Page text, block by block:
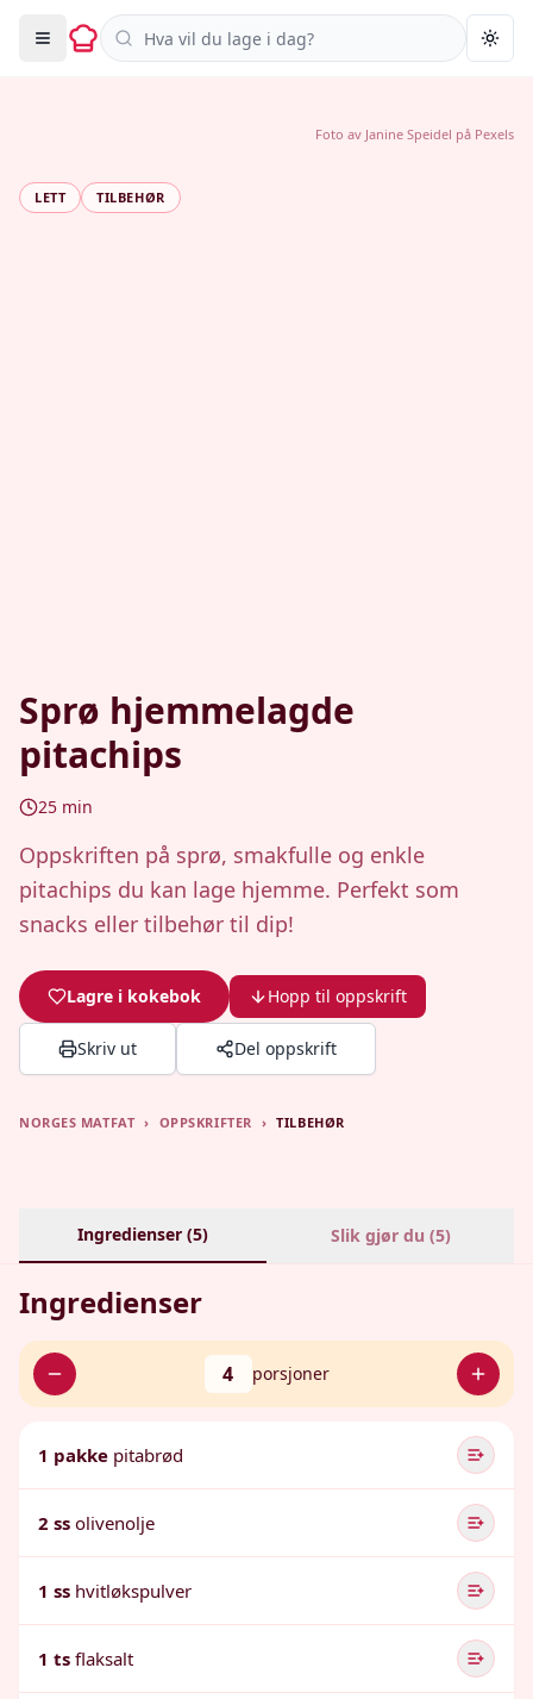
Søk i oppskrifter
LETT TILBEHØR
Sprø hjemmelagde
pitachips
25 min
Oppskriften på sprø, smakfulle og enkle
pitachips du kan lage hjemme. Perfekt som
snacks eller tilbehør til dip!
Lagre i kokebok Hopp til oppskrift
Skriv ut Del oppskrift
Foto av Janine Speidel på Pexels
NORGES MATFAT › OPPSKRIFTER › TILBEHØR
Ingredienser (5) Slik gjør du (5)
Ingredienser
4 porsjoner
1 pakke pitabrød
2 ss olivenolje
1 ss hvitløkspulver
1 ts flaksalt